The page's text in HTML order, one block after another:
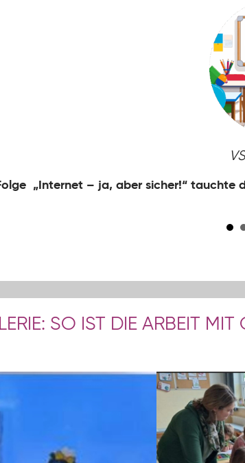
„Internet – ja, aber sicher!“ tauchte
SO IST DIE ARBEIT